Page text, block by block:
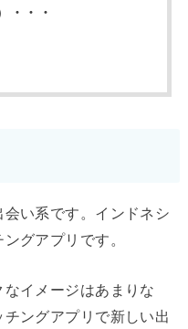
・・
い系です。インドネシ
グアプリです。
イメージはあまりな
ングアプリで新しい出